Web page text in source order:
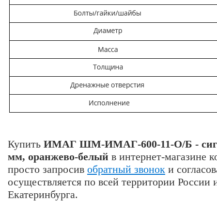
Купить ИМАГ ШМ-ИМАГ-600-11-О/Б -
мм, оранжево-белый в интернет-
просто запросив обратный звонок и
осуществляется по всей территории
Екатеринбурга.